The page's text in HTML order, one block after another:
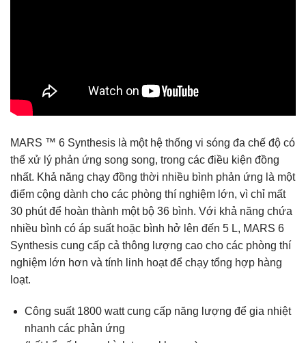
MARS ™ 6 Synthesis là một hệ thống vi sóng đa chế độ có
thể xử lý phản ứng song song, trong các điều kiện đồng
nhất. Khả năng chạy đồng thời nhiều bình phản ứng là một
điểm cộng dành cho các phòng thí nghiệm lớn, vì chỉ mất
30 phút để hoàn thành một bộ 36 bình. Với khả năng chứa
nhiều bình có áp suất hoặc bình hở lên đến 5 L, MARS 6
Synthesis cung cấp cả thông lượng cao cho các phòng thí
nghiệm lớn hơn và tính linh hoạt để chạy tổng hợp hàng
loạt.
Công suất 1800 watt cung cấp năng lượng để gia nhiệt
nhanh các phản ứng